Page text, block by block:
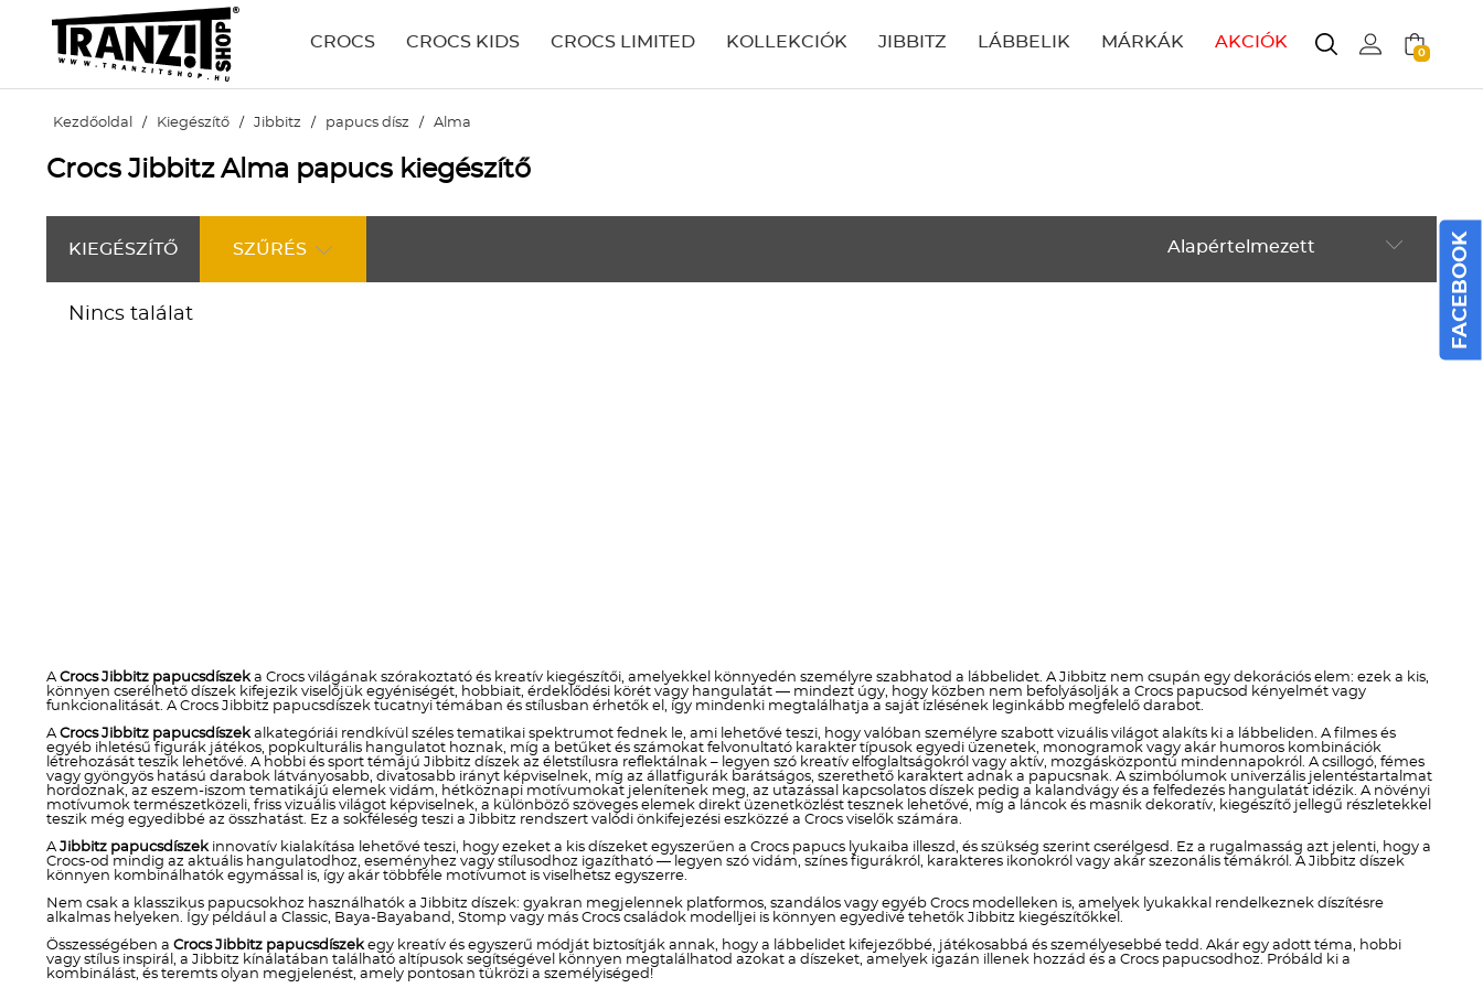
CROCS CROCS KIDS CROCS LIMITED KOLLEKCIÓK JIBBITZ LÁBBELIK MÁRKÁK AKCIÓK
0
Kezdőoldal / Kiegészítő / Jibbitz / papucs dísz / Alma
Crocs Jibbitz Alma papucs kiegészítő
KIEGÉSZÍTŐ SZŰRÉS Alapértelmezett
Alapértelmezett
Nyári új termékek előre
Nincs találat
ACrocs Jibbitz papucsdíszeka Crocs világának szórakoztató és kreatív kiegészítői, amelyekkel könnyedén személyre szabhatod a lábbelidet. A Jibbitz nem csupán egy dekorációs elem: ezek a kis,
könnyen cserélhető díszek kifejezik viselőjük egyéniségét, hobbiait, érdeklődési körét vagy hangulatát — mindezt úgy, hogy közben nem befolyásolják a Crocs papucsod kényelmét vagy
funkcionalitását. A Crocs Jibbitz papucsdíszek tucatnyi témában és stílusban érhetők el, így mindenki megtalálhatja a saját ízlésének leginkább megfelelő darabot.
ACrocs Jibbitz papucsdíszekalkategóriái rendkívül széles tematikai spektrumot fednek le, ami lehetővé teszi, hogy valóban személyre szabott vizuális világot alakíts ki a lábbeliden. A filmes és
egyéb ihletésű figurák játékos, popkulturális hangulatot hoznak, míg a betűket és számokat felvonultató karakter típusok egyedi üzenetek, monogramok vagy akár humoros kombinációk
létrehozását teszik lehetővé. A hobbi és sport témájú Jibbitz díszek az életstílusra reflektálnak – legyen szó kreatív elfoglaltságokról vagy aktív, mozgásközpontú mindennapokról. A csillogó, fémes
vagy gyöngyös hatású darabok látványosabb, divatosabb irányt képviselnek, míg az állatfigurák barátságos, szerethető karaktert adnak a papucsnak. A szimbólumok univerzális jelentéstartalmat
hordoznak, az eszem-iszom tematikájú elemek vidám, hétköznapi motívumokat jelenítenek meg, az utazással kapcsolatos díszek pedig a kalandvágy és a felfedezés hangulatát idézik. A növényi
motívumok természetközeli, friss vizuális világot képviselnek, a különböző szöveges elemek direkt üzenetközlést tesznek lehetővé, míg a láncok és masnik dekoratív, kiegészítő jellegű részletekkel
teszik még egyedibbé az összhatást. Ez a sokféleség teszi a Jibbitz rendszert valódi önkifejezési eszközzé a Crocs viselők számára.
AJibbitz papucsdíszekinnovatív kialakítása lehetővé teszi, hogy ezeket a kis díszeket egyszerűen a Crocs papucs lyukaiba illeszd, és szükség szerint cserélgesd. Ez a rugalmasság azt jelenti, hogy a
Crocs-od mindig az aktuális hangulatodhoz, eseményhez vagy stílusodhoz igazítható — legyen szó vidám, színes figurákról, karakteres ikonokról vagy akár szezonális témákról. A Jibbitz díszek
könnyen kombinálhatók egymással is, így akár többféle motívumot is viselhetsz egyszerre.
Nem csak a klasszikus papucsokhoz használhatók a Jibbitz díszek: gyakran megjelennek platformos, szandálos vagy egyéb Crocs modelleken is, amelyek lyukakkal rendelkeznek díszítésre
alkalmas helyeken. Így például a Classic, Baya-Bayaband, Stomp vagy más Crocs családok modelljei is könnyen egyedivé tehetők Jibbitz kiegészítőkkel.
Összességében a Crocs Jibbitz papucsdíszekegy kreatív és egyszerű módját biztosítják annak, hogy a lábbelidet kifejezőbbé, játékosabbá és személyesebbé tedd. Akár egy adott téma, hobbi
vagy stílus inspirál, a Jibbitz kínálatában található altípusok segítségével könnyen megtalálhatod azokat a díszeket, amelyek igazán illenek hozzád és a Crocs papucsodhoz. Próbáld ki a
kombinálást, és teremts olyan megjelenést, amely pontosan tükrözi a személyiséged!
FACEBOOK